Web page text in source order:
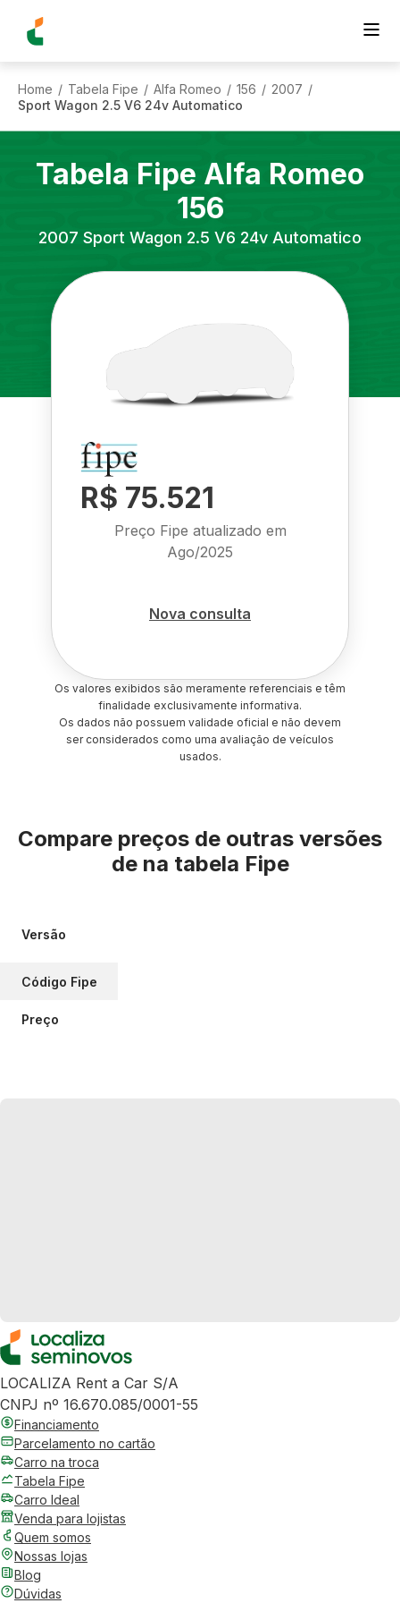
Home / Tabela Fipe / Alfa Romeo / 156 / 2007 /
Sport Wagon 2.5 V6 24v Automatico
Tabela Fipe Alfa Romeo
156
2007 Sport Wagon 2.5 V6 24v Automatico
R$ 75.521
Preço Fipe atualizado em
Ago/2025
Nova consulta
Os valores exibidos são meramente referenciais e têm
finalidade exclusivamente informativa.
Os dados não possuem validade oficial e não devem
ser considerados como uma avaliação de veículos
usados.
Compare preços de outras versões
de na tabela Fipe
Versão
Código Fipe
Preço
LOCALIZA Rent a Car S/A
CNPJ nº 16.670.085/0001-55
Financiamento
Parcelamento no cartão
Carro na troca
Tabela Fipe
Carro Ideal
Venda para lojistas
Quem somos
Nossas lojas
Blog
Dúvidas